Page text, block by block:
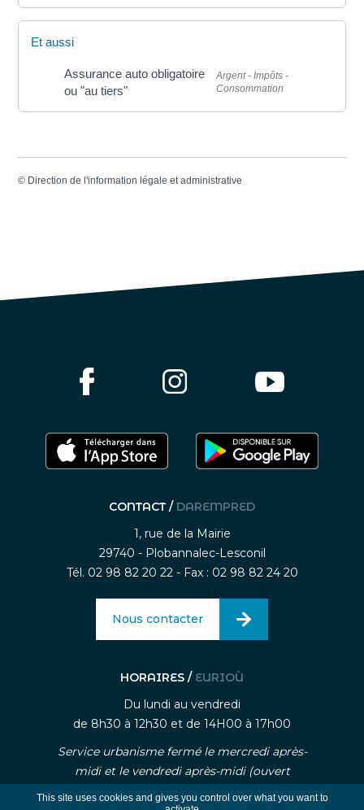
Et aussi
Assurance auto obligatoire
ou "au tiers"
Argent - Impôts -
Consommation
© Direction de l'information légale et administrative
CONTACT / DAREMPRED
1, rue de la Mairie
29740 - Plobannalec-Lesconil
Tél. 02 98 82 20 22 - Fax : 02 98 82 24 20
Nous contacter
HORAIRES / EURIOÙ
Du lundi au vendredi
de 8h30 à 12h30 et de 14H00 à 17h00
Service urbanisme fermé le mercredi après-
midi et le vendredi après-midi (ouvert
uniquement sur rendez-vous)
This site uses cookies and gives you control over what you want to